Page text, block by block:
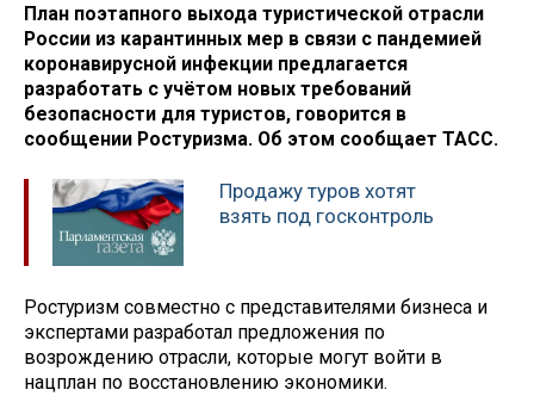
План поэтапного выхода туристической отрасли
России из карантинных мер в связи с пандемией
коронавирусной инфекции предлагается
разработать с учётом новых требований
безопасности для туристов, говорится в
сообщении Ростуризма. Об этом сообщает ТАСС.
Продажу туров хотят
взять под госконтроль
Ростуризм совместно с представителями бизнеса и
экспертами разработал предложения по
возрождению отрасли, которые могут войти в
нацплан по восстановлению экономики.